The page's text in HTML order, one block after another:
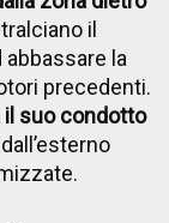
il
abbassare la
precedenti.
il suo condotto